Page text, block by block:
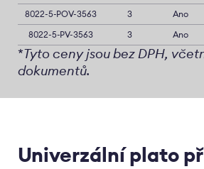
8022-5-POV-3563
3 Ano
8022-5-PV-3563
3 Ano
*Tyto ceny jsou bez DPH,
dokumentů.
Univerzální plato